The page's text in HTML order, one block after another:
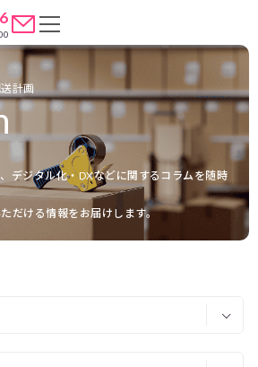
デジタル化・DXなどに関するコラムを随時
だける情報をお届けします。
計画